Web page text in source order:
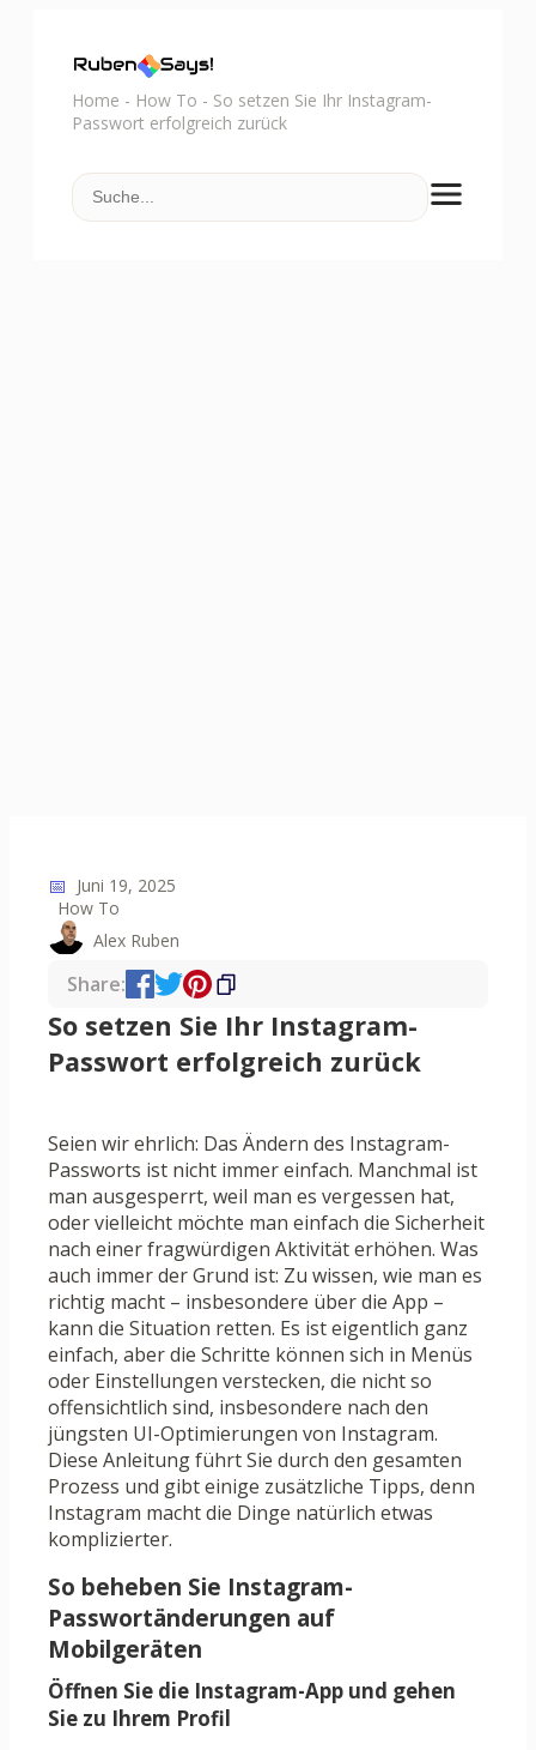
Home - How To - So setzen Sie Ihr Instagram-
Passwort erfolgreich zurück
📅 Juni 19, 2025
How To
Alex Ruben
Share:
So setzen Sie Ihr Instagram-
Passwort erfolgreich zurück
Seien wir ehrlich: Das Ändern des Instagram-
Passworts ist nicht immer einfach. Manchmal ist
man ausgesperrt, weil man es vergessen hat,
oder vielleicht möchte man einfach die Sicherheit
nach einer fragwürdigen Aktivität erhöhen. Was
auch immer der Grund ist: Zu wissen, wie man es
richtig macht – insbesondere über die App –
kann die Situation retten. Es ist eigentlich ganz
einfach, aber die Schritte können sich in Menüs
oder Einstellungen verstecken, die nicht so
offensichtlich sind, insbesondere nach den
jüngsten UI-Optimierungen von Instagram.
Diese Anleitung führt Sie durch den gesamten
Prozess und gibt einige zusätzliche Tipps, denn
Instagram macht die Dinge natürlich etwas
komplizierter.
So beheben Sie Instagram-
Passwortänderungen auf
Mobilgeräten
Öffnen Sie die Instagram-App und gehen
Sie zu Ihrem Profil